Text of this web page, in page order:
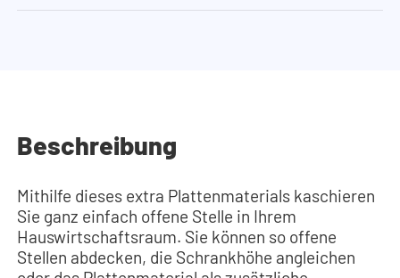
Beschreibung
Mithilfe dieses extra Plattenmaterials kaschieren
Sie ganz einfach offene Stelle in Ihrem
Hauswirtschaftsraum. Sie können so offene
Stellen abdecken, die Schrankhöhe angleichen